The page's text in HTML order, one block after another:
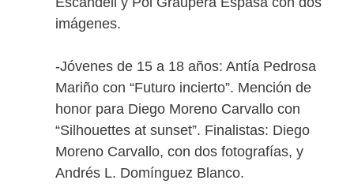
imágenes.
-Jóvenes de 15 a 18 años: Antía Pedrosa
Mariño con “Futuro incierto”. Mención de
honor para Diego Moreno Carvallo con
“Silhouettes at sunset”. Finalistas: Diego
Moreno Carvallo, con dos fotografías, y
Andrés L. Domínguez Blanco.